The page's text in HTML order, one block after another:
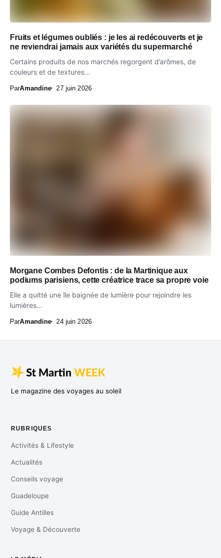
Fruits et légumes oubliés : je les ai redécouverts et je
ne reviendrai jamais aux variétés du supermarché
Certains produits de nos marchés regorgent d’arômes, de
couleurs et de textures...
ParAmandine 27 juin 2026
Morgane Combes Defontis : de la Martinique aux
podiums parisiens, cette créatrice trace sa propre voie
Elle a quitté une île baignée de lumière pour rejoindre les
lumières...
ParAmandine 24 juin 2026
Le magazine des voyages au soleil
RUBRIQUES
Activités & Lifestyle
Actualités
Conseils voyage
Guadeloupe
Guide Antilles
Voyage & Découverte